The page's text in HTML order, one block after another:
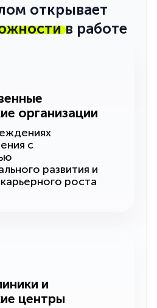
открывает
в работе
организации
с
развития и
роста
и
центры